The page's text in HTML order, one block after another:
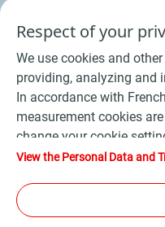
Conditions
Respect of your
We use cookies and
providing, analyzing and
In accordance with
measurement cookies
change your cookie
"Manage my cookies"
device. If you click on
required for the site to
View the Personal Data and